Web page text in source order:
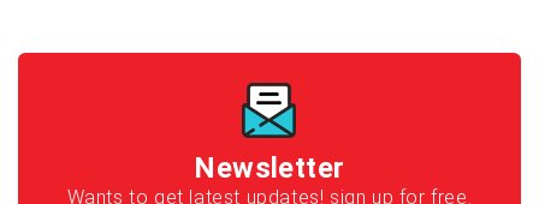
Newsletter
Wants to get latest updates! sign up for free.